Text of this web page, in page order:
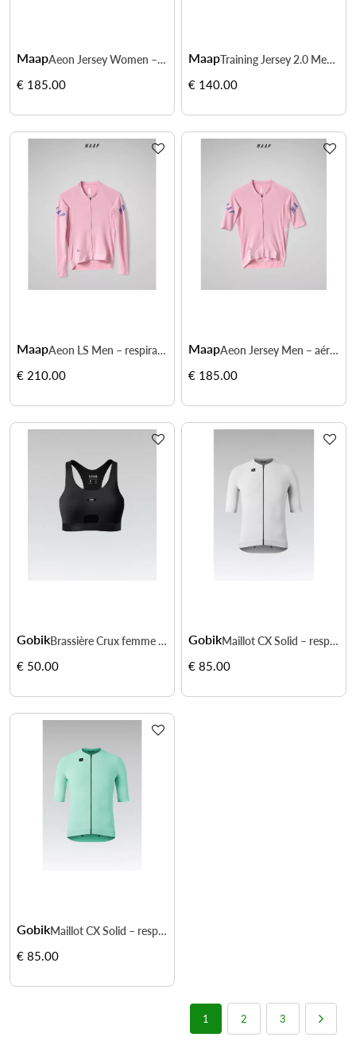
Maap Aeon Jersey Women – aérodynamisme et fraîcheur en été
€ 185.00
Maap Training Jersey 2.0 Men – confort total sur sorties longues
€ 140.00
Maap Aeon LS Men – respirant et technique
€ 210.00
Maap Aeon Jersey Men – aérodynamisme et fraîcheur en été
€ 185.00
Gobik Brassière Crux femme – maintien léger respirant
€ 50.00
Gobik Maillot CX Solid – respirabilité été et fit précis
€ 85.00
Gobik Maillot CX Solid – respirabilité été et fit précis
€ 85.00
1 2 3